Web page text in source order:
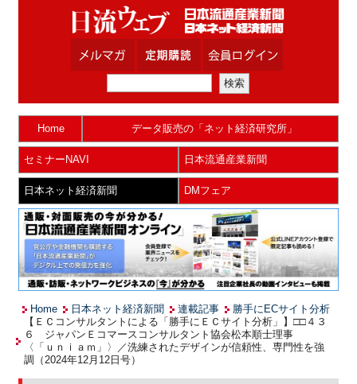
Home データ販売の「ネット経済研究所」
セミナーNAVI 日本流通産業新聞
日本ネット経済新聞 DMフェア
Home 日本ネット経済新聞 連載記事
勝手にECサイト分析
【ＥＣコンサルタントによる「勝手にＥＣサイト分析」】□□４３
６ ジャパンＥコマースコンサルタント協会松本順士理事
〈「ｕｎｉａｍ」〉／洗練されたデザインが信頼性、専門性を強
調（2024年12月12日号）